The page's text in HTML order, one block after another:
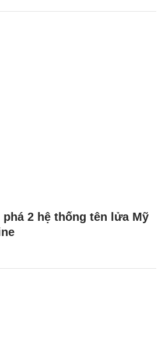
phá 2 hệ thống tên lửa Mỹ